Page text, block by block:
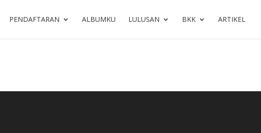
PENDAFTARAN ALBUMKU LULUSAN BKK ARTIKEL